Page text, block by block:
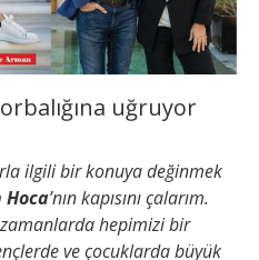
uğruyor
ilgili bir konuya değinmek
Hoca’nın kapısını çalarım.
zamanlarda hepimizi bir
ve çocuklarda büyük